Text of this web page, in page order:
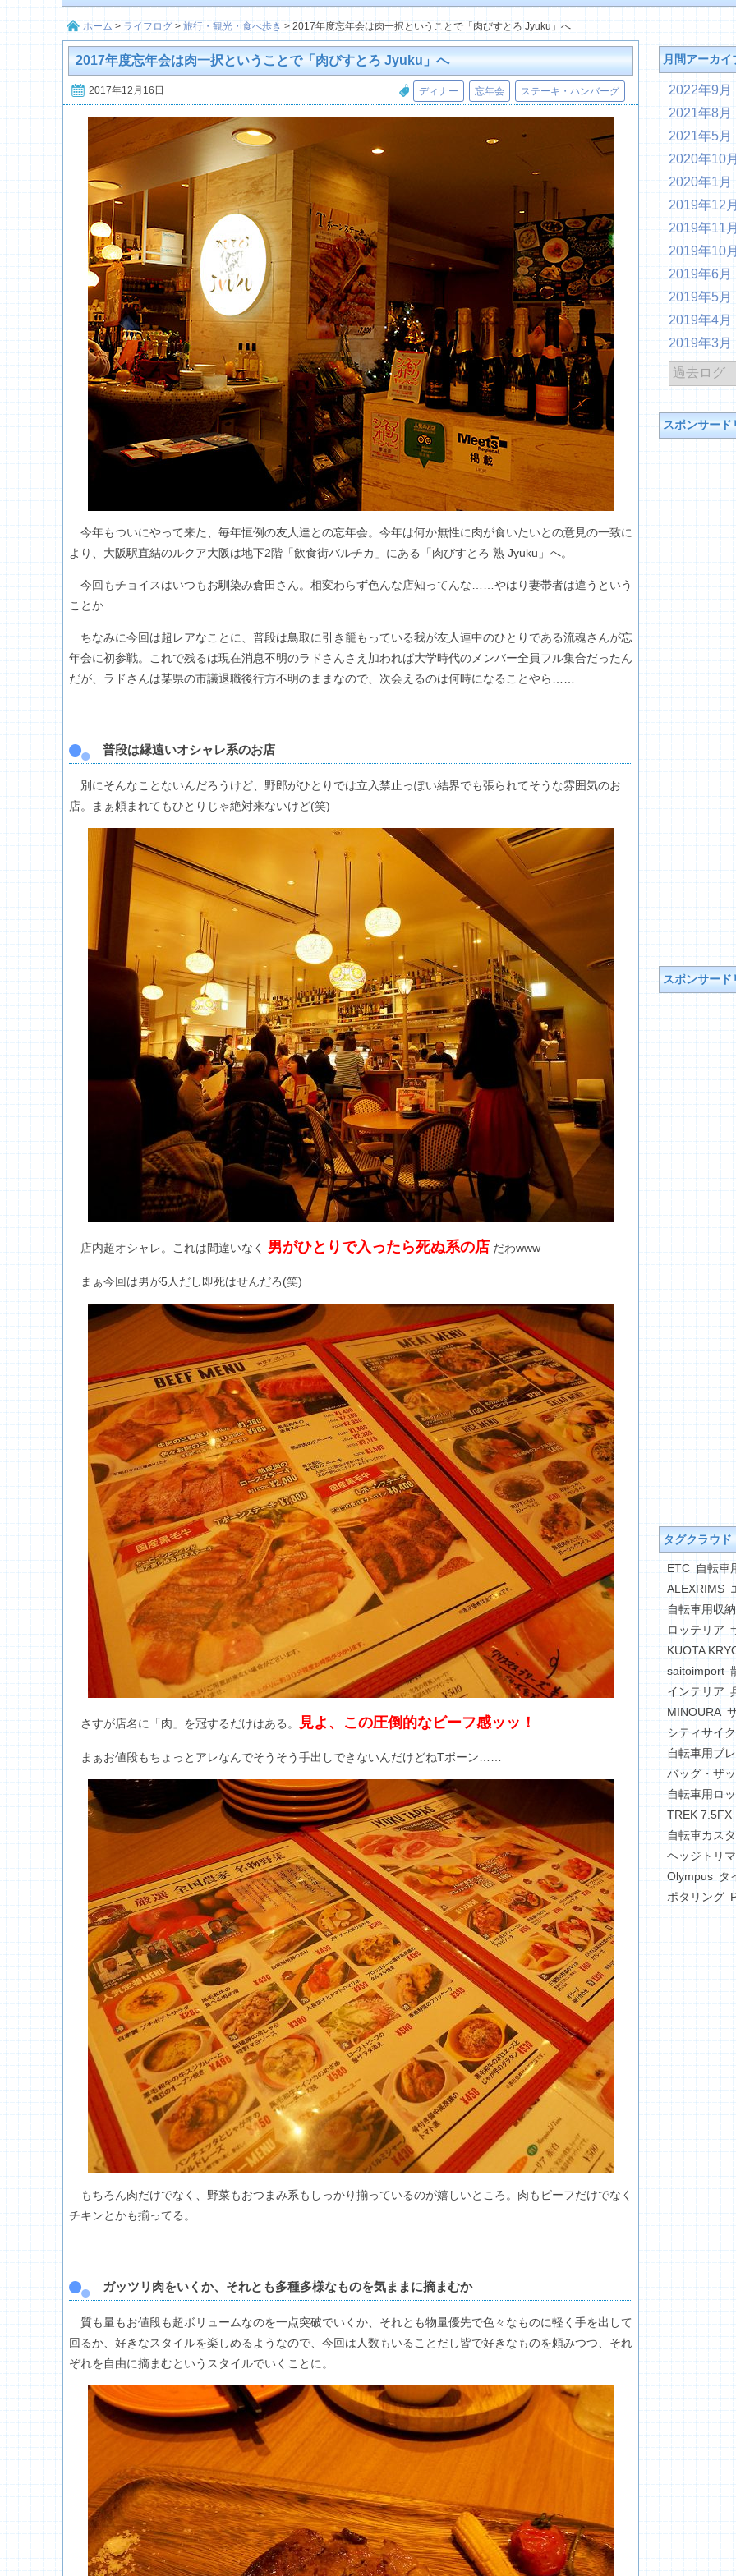
ホーム > ライフログ >旅行・観光・食べ歩き >2017年度忘年会は肉一択ということで「肉びすとろ Jyuku」へ
2017年度忘年会は肉一択ということで「肉びすとろ Jyuku」へ
2017年12月16日 ディナー 忘年会 ステーキ・ハンバーグ
今年もついにやって来た、毎年恒例の友人達との忘年会。今年は何か無性に肉が食いたいとの意見の一致に
より、大阪駅直結のルクア大阪は地下2階「飲食街バルチカ」にある「肉びすとろ 熟 Jyuku」へ。
今回もチョイスはいつもお馴染み倉田さん。相変わらず色んな店知ってんな……やはり妻帯者は違うという
ことか……
ちなみに今回は超レアなことに、普段は鳥取に引き籠もっている我が友人連中のひとりである流魂さんが忘
年会に初参戦。これで残るは現在消息不明のラドさんさえ加われば大学時代のメンバー全員フル集合だったん
だが、ラドさんは某県の市議退職後行方不明のままなので、次会えるのは何時になることやら……
普段は縁遠いオシャレ系のお店
別にそんなことないんだろうけど、野郎がひとりでは立入禁止っぽい結界でも張られてそうな雰囲気のお
店。まぁ頼まれてもひとりじゃ絶対来ないけど(笑)
店内超オシャレ。これは間違いなく 男がひとりで入ったら死ぬ系の店 だわwww
まぁ今回は男が5人だし即死はせんだろ(笑)
さすが店名に「肉」を冠するだけはある。 見よ、この圧倒的なビーフ感ッッ！
まぁお値段もちょっとアレなんでそうそう手出しできないんだけどねTボーン……
もちろん肉だけでなく、野菜もおつまみ系もしっかり揃っているのが嬉しいところ。肉もビーフだけでなく
チキンとかも揃ってる。
ガッツリ肉をいくか、それとも多種多様なものを気ままに摘まむか
質も量もお値段も超ボリュームなのを一点突破でいくか、それとも物量優先で色々なものに軽く手を出して
回るか、好きなスタイルを楽しめるようなので、今回は人数もいることだし皆で好きなものを頼みつつ、それ
ぞれを自由に摘まむというスタイルでいくことに。
月間アーカイ
2022年9月
2021年8月
2021年5月
2020年10
2020年1月
2019年12
2019年11
2019年10
2019年6月
2019年5月
2019年4月
2019年3月
スポンサード
スポンサード
タグクラウド
ETC 自転車
ALEXRIMS
自転車用収
ロッテリア
KUOTA
saitoimport
インテリア
MINOURA
シティサイ
自転車用ブ
バッグ・ザ
自転車用ロ
TREK 7.5FX
自転車カス
ヘッジトリ
Olympus タ
ポタリング